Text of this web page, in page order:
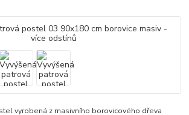
vyrobená z masivního borovicového dřeva